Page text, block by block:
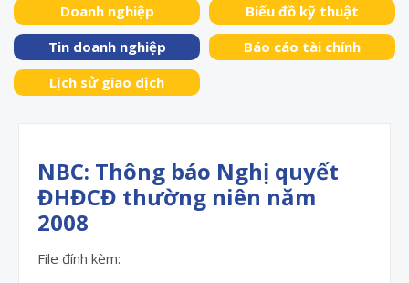
Doanh nghiệp
Biểu đồ kỹ thuật
Tin doanh nghiệp
Báo cáo tài chính
Lịch sử giao dịch
NBC: Thông báo Nghị quyết
ĐHĐCĐ thường niên năm
2008
File đính kèm: